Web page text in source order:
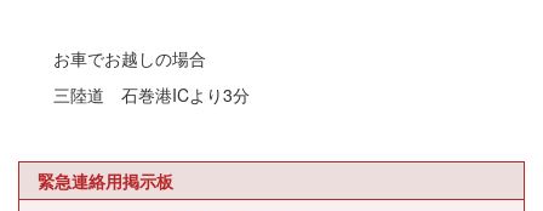
お車でお越しの場合
三陸道 石巻港ICより3分
緊急連絡用掲示板